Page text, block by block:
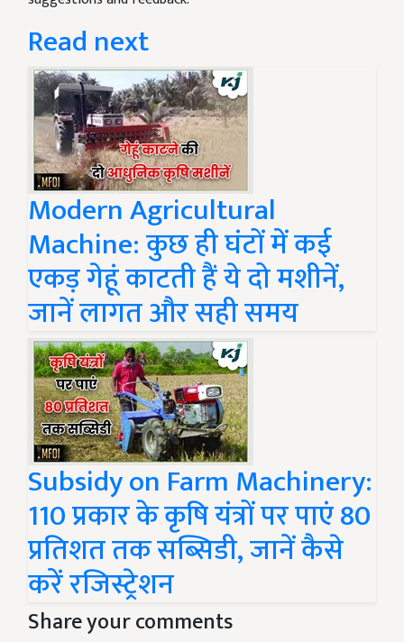
Read next
Modern Agricultural
Machine: कुछ ही घंटों में कई
एकड़ गेहूं काटती हैं ये दो मशीनें,
जानें लागत और सही समय
Subsidy on Farm Machinery:
110 प्रकार के कृषि यंत्रों पर पाएं 80
प्रतिशत तक सब्सिडी, जानें कैसे
करें रजिस्ट्रेशन
Share your comments